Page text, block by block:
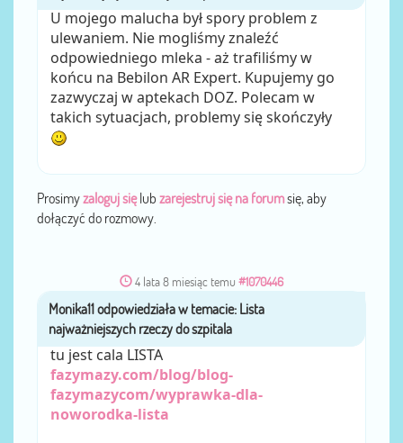
U mojego malucha był spory problem z
ulewaniem. Nie mogliśmy znaleźć
odpowiedniego mleka - aż trafiliśmy w
końcu na Bebilon AR Expert. Kupujemy go
zazwyczaj w aptekach DOZ. Polecam w
takich sytuacjach, problemy się skończyły
Prosimyzaloguj sięlub zarejestruj się na forumsię, aby
dołączyć do rozmowy.
4 lata 8 miesiąc temu #1070446
przezMonika11
tu jest cala LISTA
fazymazy.com/blog/blog-
fazymazycom/wyprawka-dla-
noworodka-lista